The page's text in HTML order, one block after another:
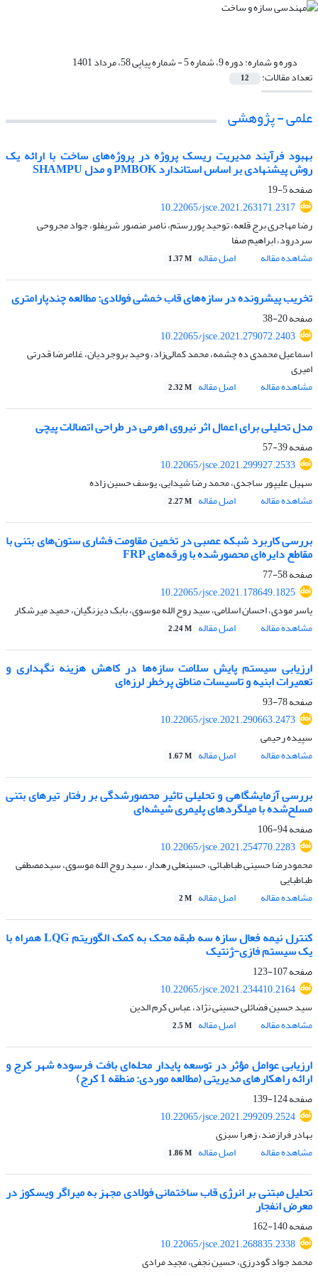
دوره و شماره:دوره 9، شماره 5 - شماره پیاپی 58، مرداد 1401
تعداد مقالات: 12
علمی - پژوهشی
بهبود فرآیند مدیریت ریسک پروژه در پروژه‌های ساخت با ارائه یک
روش پیشنهادی بر اساس استاندارد PMBOK و مدل SHAMPU
صفحه5-19
10.22065/jsce.2021.263171.2317
رضا مهاجری برج قلعه، توحید پوررستم، ناصر منصور شریفلو، جواد مجروحی
سردرود، ابراهیم صفا
مشاهده مقاله
اصل مقاله 1.37 M
تخریب پیشرونده در سازه‌های قاب خمشی فولادی: مطالعه چندپارامتری
صفحه20-38
10.22065/jsce.2021.279072.2403
اسماعیل محمدی ده چشمه، محمد کمالی‌زاد، وحید بروجردیان، غلامرضا قدرتی
امیری
مشاهده مقاله
اصل مقاله 2.32 M
مدل تحلیلی برای اعمال اثر نیروی اهرمی در طراحی اتصالات پیچی
صفحه39-57
10.22065/jsce.2021.299927.2533
سهیل علیپور ساجدی، محمد رضا شیدایی، یوسف حسین زاده
مشاهده مقاله
اصل مقاله 2.27 M
بررسی کاربرد شبکه عصبی در تخمین مقاومت فشاری ستون‌های بتنی با
مقاطع دایره‌ای محصورشده با ورقه‌های FRP
صفحه58-77
10.22065/jsce.2021.178649.1825
یاسر مودی، احسان اسلامی، سید روح الله موسوی، بابک دیزنگیان، حمید میرشکار
مشاهده مقاله
اصل مقاله 2.24 M
ارزیابی سیستم پایش سلامت سازه‌ها در کاهش هزینه نگهداری و
تعمیرات ابنیه و تاسیسات مناطق پرخطر لرزه‌ای
صفحه78-93
10.22065/jsce.2021.290663.2473
سپیده رحیمی
مشاهده مقاله
اصل مقاله 1.67 M
بررسی آزمایشگاهی و تحلیلی تاثیر محصورشدگی بر رفتار تیرهای بتنی
مسلح‌شده با میلگردهای پلیمری شیشه‌ای
صفحه94-106
10.22065/jsce.2021.254770.2283
محمودرضا حسینی طباطبائی، حسینعلی رهدار، سید روح الله موسوی، سیدمصطفی
طباطبایی
مشاهده مقاله
اصل مقاله 2 M
کنترل نیمه فعال سازه سه طبقه محک به کمک الگوریتم LQG همراه با
یک سیستم فازی-ژنتیک
صفحه107-123
10.22065/jsce.2021.234410.2164
سید حسین فضائلی حسینی نژاد، عباس کرم الدین
مشاهده مقاله
اصل مقاله 2.5 M
ارزیابی عوامل مؤثر در توسعه پایدار محله‌ای بافت فرسوده شهر کرج و
ارائه راهکارهای مدیریتی (مطالعه موردی: منطقه 1 کرج)
صفحه124-139
10.22065/jsce.2021.299209.2524
بهادر فرازمند، زهرا سبزی
مشاهده مقاله
اصل مقاله 1.86 M
تحلیل مبتنی بر انرژی قاب ساختمانی فولادی مجهز به میراگر ویسکوز در
معرض انفجار
صفحه140-162
10.22065/jsce.2021.268835.2338
محمد جواد گودرزی، حسین نجفی، مجید مرادی